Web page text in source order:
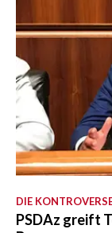
DIE
PSDAz greift